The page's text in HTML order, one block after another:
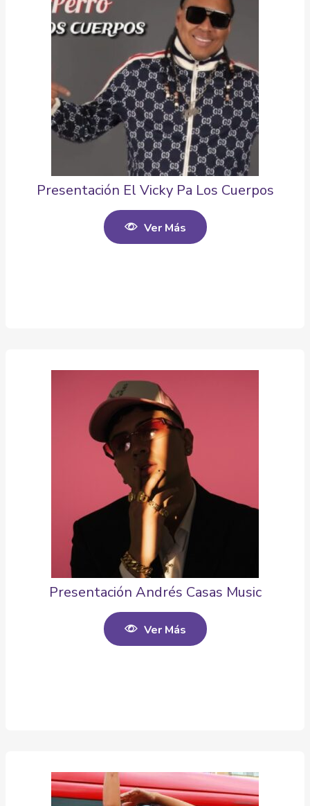
Presentación El Vicky Pa Los Cuerpos
Ver Más
Presentación Andrés Casas Music
Ver Más